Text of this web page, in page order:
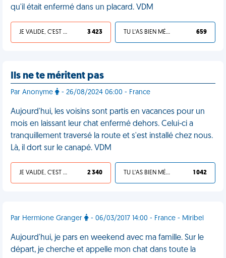
qu'il était enfermé dans un placard. VDM
JE VALIDE, C'EST UNE VDM 3 423 TU L'AS BIEN MÉRITÉ 659
Ils ne te méritent pas
Par Anonyme - 26/08/2024 06:00 - France
Aujourd'hui, les voisins sont partis en vacances pour un
mois en laissant leur chat enfermé dehors. Celui-ci a
tranquillement traversé la route et s'est installé chez nous.
Là, il dort sur le canapé. VDM
JE VALIDE, C'EST UNE VDM 2 340 TU L'AS BIEN MÉRITÉ 1 042
Par Hermione Granger - 06/03/2017 14:00 - France - Miribel
Aujourd'hui, je pars en weekend avec ma famille. Sur le
départ, je cherche et appelle mon chat dans toute la